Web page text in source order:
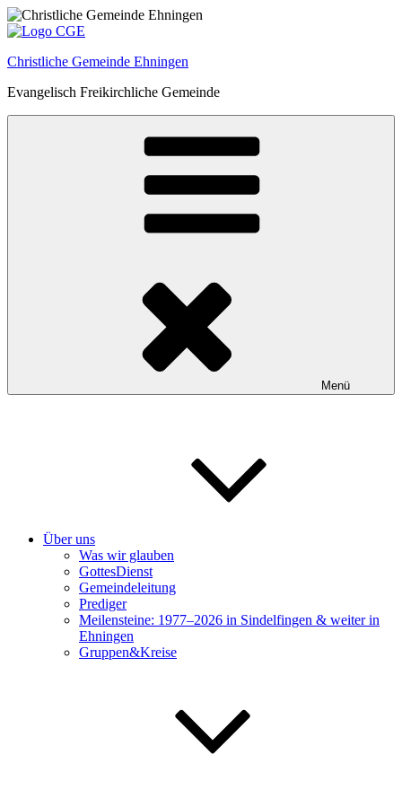
Zum
Inhalt
Christliche Gemeinde Ehningen
Evangelisch Freikirchliche Gemeinde
Menü
Über uns
Was wir glauben
GottesDienst
Gemeindeleitung
Prediger
Meilensteine: 1977–2026 in Sindelfingen & weiter in
Ehningen
Gruppen&Kreise